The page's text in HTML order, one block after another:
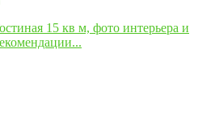
15 кв м, фото интерьера и